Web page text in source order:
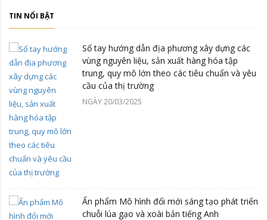
TIN NỔI BẬT
Sổ tay hướng dẫn địa phương xây dựng các
vùng nguyên liệu, sản xuất hàng hóa tập
trung, quy mô lớn theo các tiêu chuẩn và yêu
cầu của thị trường
NGÀY 20/03/2025
Ấn phẩm Mô hình đổi mới sáng tạo phát triển
chuỗi lúa gạo và xoài bản tiếng Anh